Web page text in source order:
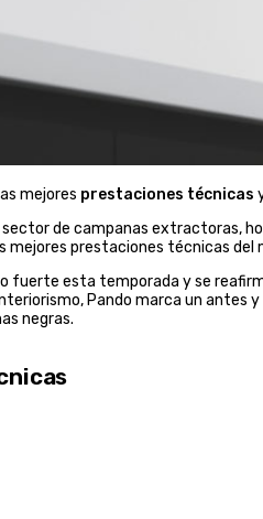
mejores prestaciones técnicas
de campanas extractoras,
mejores prestaciones técnicas
fuerte esta temporada y se
Pando marca un antes y
negras.